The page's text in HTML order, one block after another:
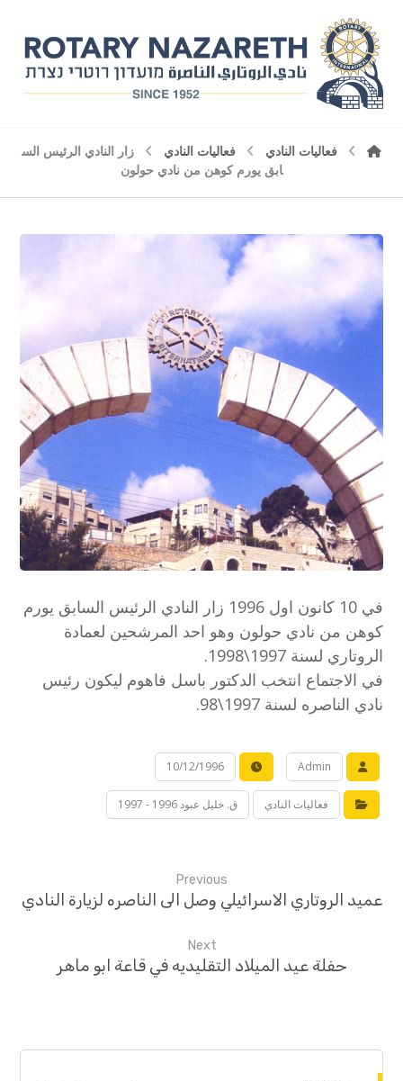
فعاليات النادي فعاليات النادي
زار النادي الرئيس الس
ابق يورم كوهن من نادي حولون
في 10 كانون اول 1996 زار النادي الرئيس السابق يورم
كوهن من نادي حولون وهو احد المرشحين لعمادة
الروتاري لسنة 1997\1998.
في الاجتماع انتخب الدكتور باسل فاهوم ليكون رئيس
نادي الناصره لسنة 1997\98.
Admin
10/12/1996
فعاليات النادي ق. خليل عبود 1996 - 1997
Previous
عميد الروتاري الاسرائيلي وصل الى الناصره لزيارة النادي
Next
حفلة عيد الميلاد التقليديه في قاعة ابو ماهر